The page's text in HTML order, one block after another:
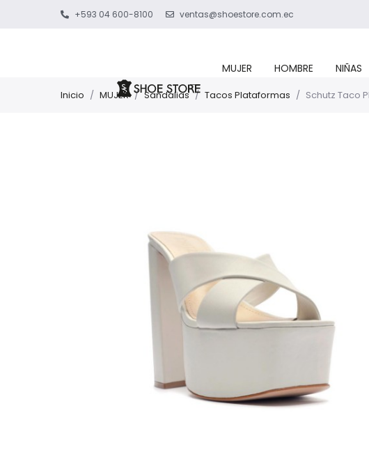
+593 04 600-8100 ventas@shoestore.com.ec
MUJER HOMBRE NIÑAS
Inicio / MUJER / Sandalias / Tacos Plataformas / Schutz Taco